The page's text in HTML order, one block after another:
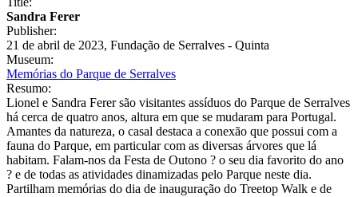
Sandra Ferer
Publisher:
21 de abril de 2023, Fundação de Serralves - Quinta
Museum:
Memórias do Parque de Serralves
Resumo:
Lionel e Sandra Ferer são visitantes assíduos do Parque de Serralves
há cerca de quatro anos, altura em que se mudaram para Portugal.
Amantes da natureza, o casal destaca a conexão que possui com a
fauna do Parque, em particular com as diversas árvores que lá
habitam. Falam-nos da Festa de Outono ? o seu dia favorito do ano
? e de todas as atividades dinamizadas pelo Parque neste dia.
Partilham memórias do dia de inauguração do Treetop Walk e de